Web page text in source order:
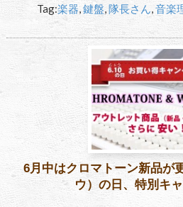
Tag:楽器,鍵盤,隊長さん,音楽
6月中はクロマトーン新品が
ウ）の日、特別キ